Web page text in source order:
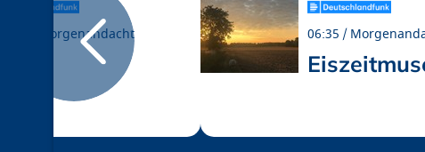
Morgenandacht 06:35